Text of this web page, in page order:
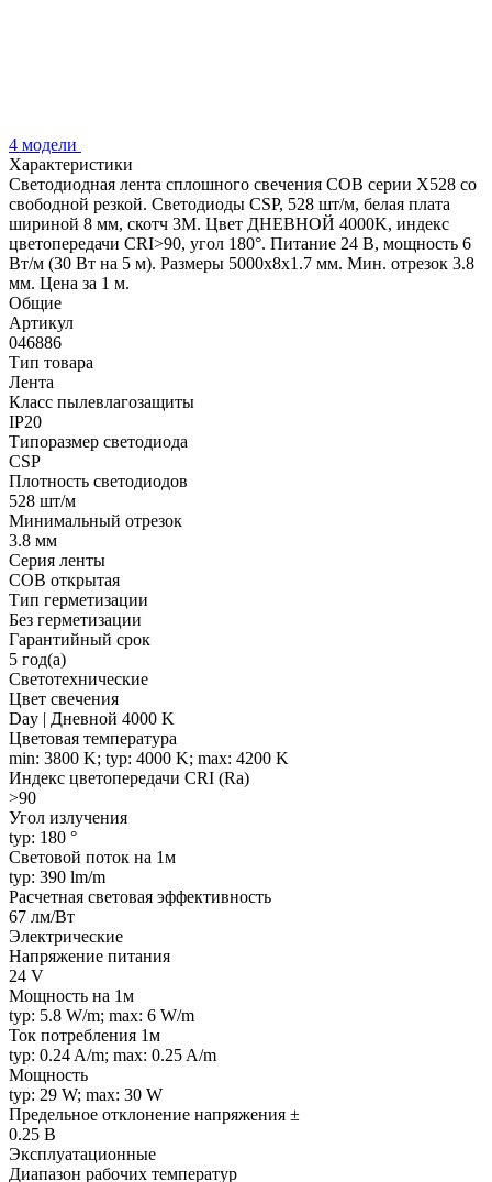
4 модели
Характеристики
Светодиодная лента сплошного свечения COB серии X528 со
свободной резкой. Светодиоды CSP, 528 шт/м, белая плата
шириной 8 мм, скотч 3M. Цвет ДНЕВНОЙ 4000K, индекс
цветопередачи CRI>90, угол 180°. Питание 24 В, мощность 6
Вт/м (30 Вт на 5 м). Размеры 5000х8х1.7 мм. Мин. отрезок 3.8
мм. Цена за 1 м.
Общие
Артикул
046886
Тип товара
Лента
Класс пылевлагозащиты
IP20
Типоразмер светодиода
CSP
Плотность светодиодов
528 шт/м
Минимальный отрезок
3.8 мм
Серия ленты
COB открытая
Тип герметизации
Без герметизации
Гарантийный срок
5 год(а)
Светотехнические
Цвет свечения
Day | Дневной 4000 K
Цветовая температура
min: 3800 K; typ: 4000 K; max: 4200 K
Индекс цветопередачи CRI (Ra)
>90
Угол излучения
typ: 180 °
Световой поток на 1м
typ: 390 lm/m
Расчетная световая эффективность
67 лм/Вт
Электрические
Напряжение питания
24 V
Мощность на 1м
typ: 5.8 W/m; max: 6 W/m
Ток потребления 1м
typ: 0.24 A/m; max: 0.25 A/m
Мощность
typ: 29 W; max: 30 W
Предельное отклонение напряжения ±
0.25 В
Эксплуатационные
Диапазон рабочих температур